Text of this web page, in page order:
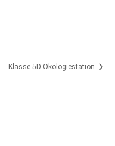
Klasse 5D Ökologiestation